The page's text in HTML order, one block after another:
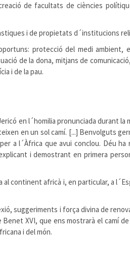
de facultats de ciències
i de propietats d´institucions
protecció del medi
de la dona, mitjans de
i de la pau.
en l´homilia pronunciada durant
en un sol camí. [...] Benvolguts
a l´Àfrica que avui conclou. Déu
i demostrant en primera
continent africà i, en particular, a
suggeriments i força divina de
XVI, que ens mostrarà el camí
i del món.